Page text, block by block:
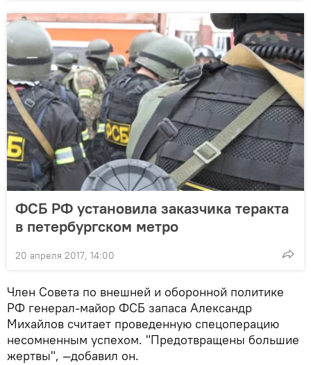
ФСБ РФ установила заказчика теракта
в петербургском метро
20 апреля 2017, 14:00
Член Совета по внешней и оборонной политике
РФ генерал-майор ФСБ запаса Александр
Михайлов считает проведенную спецоперацию
несомненным успехом. "Предотвращены большие
жертвы", —добавил он.